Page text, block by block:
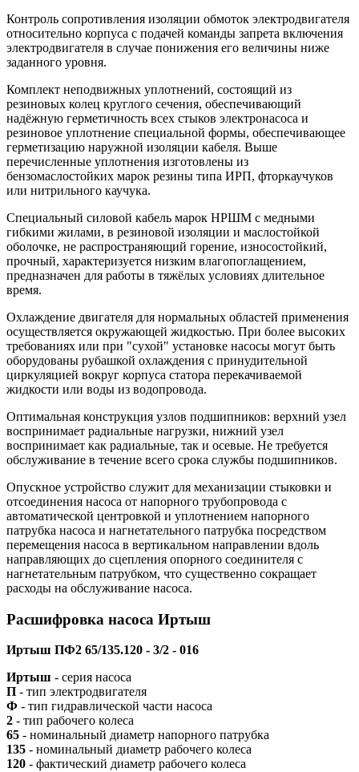
Контроль сопротивления изоляции обмоток электродвигателя
относительно корпуса с подачей команды запрета включения
электродвигателя в случае понижения его величины ниже
заданного уровня.
Комплект неподвижных уплотнений, состоящий из
резиновых колец круглого сечения, обеспечивающий
надёжную герметичность всех стыков электронасоса и
резиновое уплотнение специальной формы, обеспечивающее
герметизацию наружной изоляции кабеля. Выше
перечисленные уплотнения изготовлены из
бензомаслостойких марок резины типа ИРП, фторкаучуков
или нитрильного каучука.
Специальный силовой кабель марок НРШМ с медными
гибкими жилами, в резиновой изоляции и маслостойкой
оболочке, не распространяющий горение, износостойкий,
прочный, характеризуется низким влагопоглащением,
предназначен для работы в тяжёлых условиях длительное
время.
Охлаждение двигателя для нормальных областей применения
осуществляется окружающей жидкостью. При более высоких
требованиях или при "сухой" установке насосы могут быть
оборудованы рубашкой охлаждения с принудительной
циркуляцией вокруг корпуса статора перекачиваемой
жидкости или воды из водопровода.
Оптимальная конструкция узлов подшипников: верхний узел
воспринимает радиальные нагрузки, нижний узел
воспринимает как радиальные, так и осевые. Не требуется
обслуживание в течение всего срока службы подшипников.
Опускное устройство служит для механизации стыковки и
отсоединения насоса от напорного трубопровода с
автоматической центровкой и уплотнением напорного
патрубка насоса и нагнетательного патрубка посредством
перемещения насоса в вертикальном направлении вдоль
направляющих до сцепления опорного соединителя с
нагнетательным патрубком, что существенно сокращает
расходы на обслуживание насоса.
Расшифровка насоса Иртыш
Иртыш ПФ2 65/135.120 - 3/2 - 016
Иртыш - серия насоса
П - тип электродвигателя
Ф - тип гидравлической части насоса
2 - тип рабочего колеса
65 - номинальный диаметр напорного патрубка
135 - номинальный диаметр рабочего колеса
120 - фактический диаметр рабочего колеса